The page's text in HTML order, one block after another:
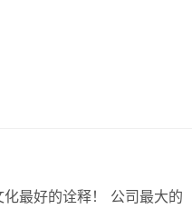
最好的诠释！ 公司最大的